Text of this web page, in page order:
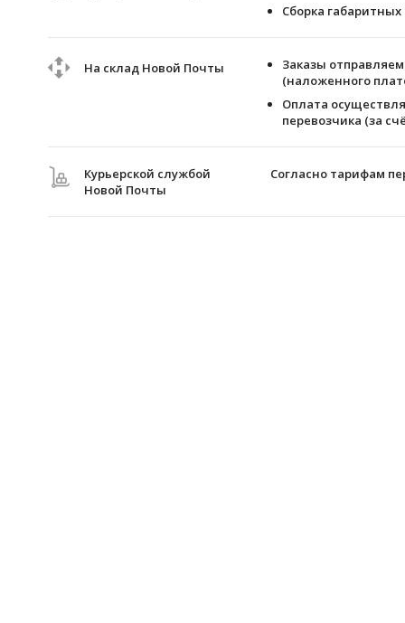
Сборка
На склад Новой Почты
Заказы
(наложенного
Оплата
перевозчика (за
Курьерской службой
Новой Почты
Согласно тарифам